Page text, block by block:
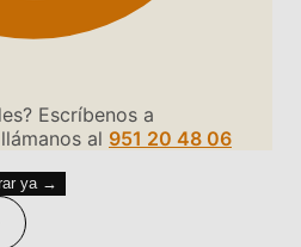
Escríbenos a
al 951 20 48 06
ya →